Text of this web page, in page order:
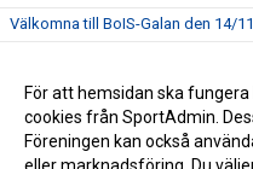
Välkomna till BoIS-Galan den 14/
Seniorernas seriestart och ny
Träningsmatcher och samarbete
För att hemsidan ska
cookies från SportAdmin.
Föreningen kan också